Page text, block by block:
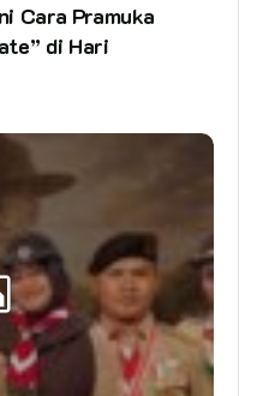
Cara Pramuka
di Hari